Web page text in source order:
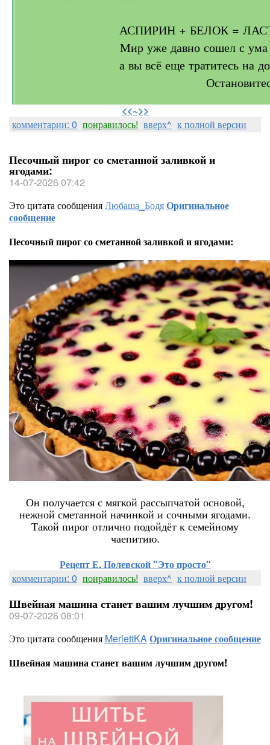
АСПИРИН + БЕЛОК =
Мир уже давно сошел с ума
а вы всё еще тратитесь на
<<~>>
комментарии: 0 понравилось! вверх^ к полной версии
Песочный пирог со сметанной заливкой и
ягодами:
14-07-2026 07:42
Это цитата сообщенияЛюбаша_БодяОригинальное
сообщение
Песочный пирог со сметанной заливкой и ягодами:
Он получается с мягкой рассыпчатой основой,
нежной сметанной начинкой и сочными ягодами.
Такой пирог отлично подойдёт к семейному
чаепитию.
Рецепт Е. Полевской "Это просто"
комментарии: 0 понравилось! вверх^ к полной версии
Швейная машина станет вашим лучшим другом!
09-07-2026 08:01
Это цитата сообщения MerlettKAОригинальное сообщение
Швейная машина станет вашим лучшим другом!